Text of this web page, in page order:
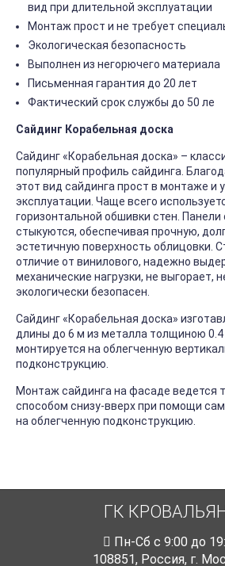
вид при длительной эксплуатации
Монтаж прост и не требует
Экологическая безопасность
Выполнен из негорючего материала
Письменная гарантия до 20 лет
Фактический срок службы до 50 ле
Сайдинг Корабельная доска
Сайдинг «Корабельная доска» –
популярный профиль сайдинга.
этот вид сайдинга прост в монтаже и
эксплуатации. Чаще всего
горизонтальной обшивки стен.
стыкуются, обеспечивая прочную,
эстетичную поверхность облицовки.
отличие от винилового, надежно
механические нагрузки, не выгорает,
экологически безопасен.
Сайдинг «Корабельная доска»
длины до 6 м из металла толщиною
монтируется на облегченную
подконструкцию.
Монтаж сайдинга на фасаде ведется
способом снизу-вверх при помощи
на облегченную подконструкцию.
ГК
Пн-Cб с 9:00 до
108851, Россия, г.